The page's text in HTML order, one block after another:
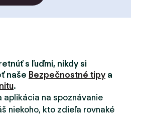
s ľuďmi, nikdy si
naše Bezpečnostné tipy a
.
aplikácia na spoznávanie
niekoho, kto zdieľa rovnaké